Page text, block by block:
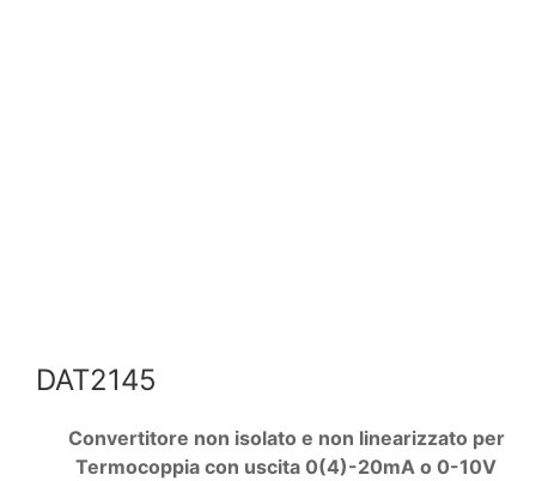
DAT2145
Convertitore non isolato e non linearizzato per
Termocoppia con uscita 0(4)-20mA o 0-10V